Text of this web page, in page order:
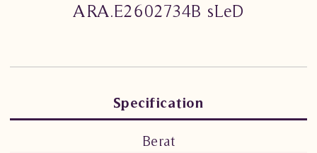
ARA.E2602734B sLeD
Specification
Berat